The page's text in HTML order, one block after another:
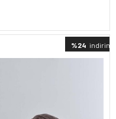
%24 indirimli